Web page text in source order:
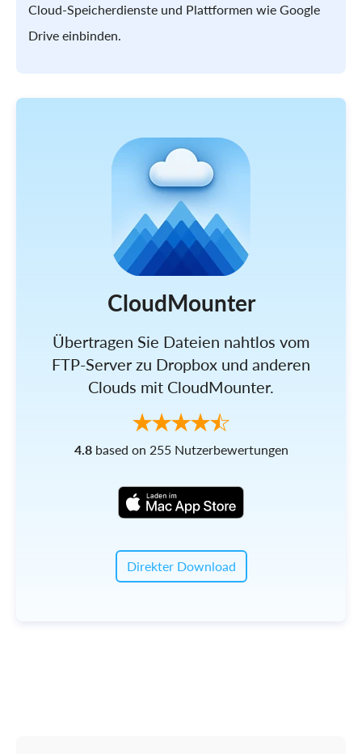
Cloud-Speicherdienste und Plattformen wie Google
Drive einbinden.
CloudMounter
Übertragen Sie Dateien nahtlos vom
FTP-Server zu Dropbox und anderen
Clouds mit CloudMounter.
4.8based on 255 Nutzerbewertungen
Direkter Download